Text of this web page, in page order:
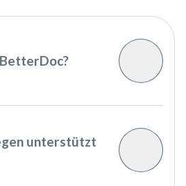
Toggle
Ihr Anliegen, bereitet
passende Auskünfte
Ärzten und Kliniken zur
unterstützt
Toggle